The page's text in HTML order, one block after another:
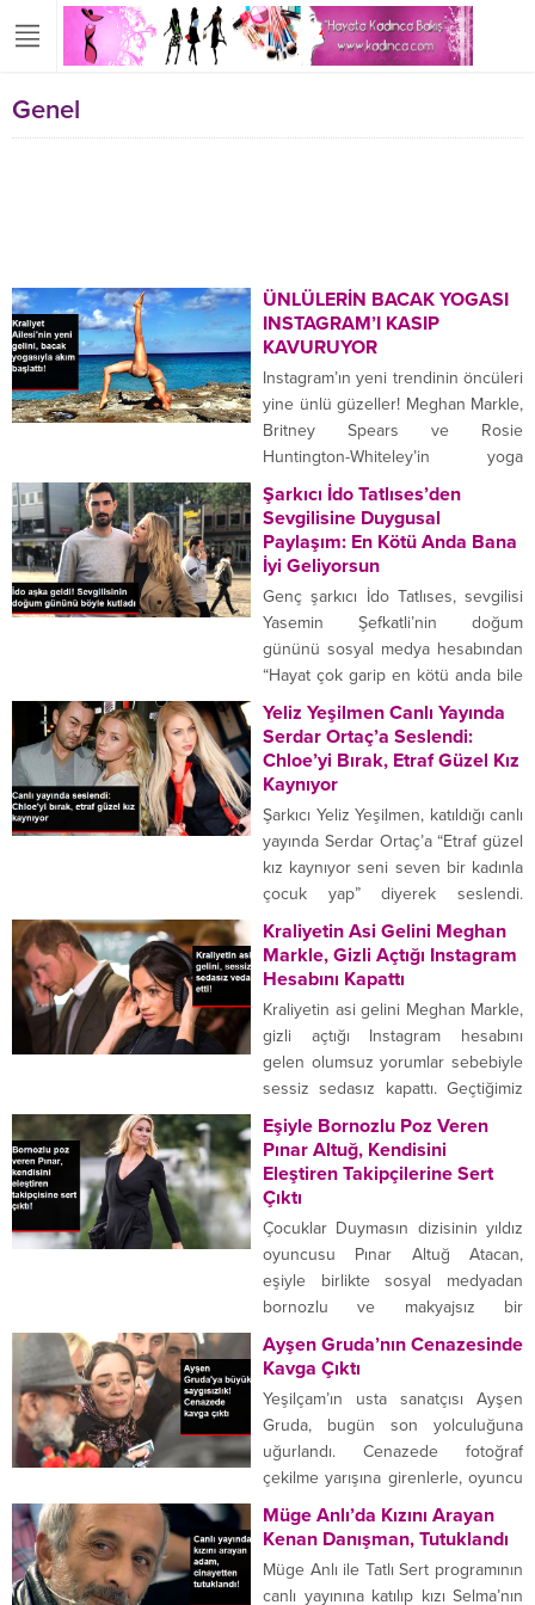
Genel
ÜNLÜLERİN BACAK YOGASI
INSTAGRAM’I KASIP
KAVURUYOR
Instagram’ın yeni trendinin öncüleri
yine ünlü güzeller! Meghan Markle,
Britney Spears ve Rosie
Huntington-Whiteley’in yoga
pozları Instagram’ın yeni trendi
oldu. Gelin o unutulmaz
paylaşımlara birlikte bakalım..
1Meghan Markle İngiliz Kraliyet
Ailesi’nin gündemden düşmeyen
gelini Meghan Markle, evlenmeden
önce verdiği yoga pozlarıyla
gündeme gelmiş çok
önce yogaya olan tutkusunu...
Şarkıcı İdo Tatlıses’den
Sevgilisine Duygusal
Paylaşım: En Kötü Anda Bana
İyi Geliyorsun
Genç şarkıcı İdo Tatlıses, sevgilisi
Yasemin Şefkatli’nin doğum
gününü sosyal medya hesabından
“Hayat çok garip en kötü anda bile
bana iyi geliyorsun” sözleriyle
kutladı. Usta sanatçı İbrahim
Tatlıses’in oğlu İdo Tatlıses, bir
süre önce ayrılıp barıştığı sevgilisi
Yasemin Şefkatli’nin yeni yaşının
sosyal medya hesabından yaptığı
duygusal paylaşımla kutladı. “EN
KÖTÜ...
Yeliz Yeşilmen Canlı Yayında
Serdar Ortaç’a Seslendi:
Chloe’yi Bırak, Etraf Güzel Kız
Kaynıyor
Şarkıcı Yeliz Yeşilmen, katıldığı canlı
yayında Serdar Ortaç’a “Etraf güzel
kız kaynıyor seni seven bir kadınla
çocuk yap” diyerek seslendi.
Evlendikten sonra Adana’ya
yerleşen şarkıcı Yeliz Yeşilmen,
Kanal D ekranlarında yayınlanan
‘Müge ve Gülşen’le 2. Sayfa’
programına konuk oldu. Yeşilmen,
Serdar Ortaç’ın eşi Chloe
Loughnan’a sitem ederek Serdar
Kraliyetin Asi Gelini Meghan
Markle, Gizli Açtığı Instagram
Hesabını Kapattı
Kraliyetin asi gelini Meghan Markle,
gizli açtığı Instagram hesabını
gelen olumsuz yorumlar sebebiyle
sessiz sedasız kapattı. Geçtiğimiz
yıl Prens Harry ile evlenen eski
oyuncu Meghan Markle,
nişanlanmadan önce Instagram
hesabını kapatmıştı. The Sun’ın
haberine göre; evlendikten sonra
hesaplarını kapatan Markle’ın,
gizlice yeniden hesabını açtığı
ortaya çıktı. Ancak Prens Harry’nin
Eşiyle Bornozlu Poz Veren
Pınar Altuğ, Kendisini
Eleştiren Takipçilerine Sert
Çıktı
Çocuklar Duymasın dizisinin yıldız
oyuncusu Pınar Altuğ Atacan,
eşiyle birlikte sosyal medyadan
bornozlu ve makyajsız bir
fotoğrafını yayınladı. Altuğ, gelen
olumsuz yorumlara sert tepki verdi.
trend olan bornuzlu poz verme
modasına Pınar Altuğ ve eşi
Yağmur Atacan da katıldı. Altuğ
hem makyajsız hem de bornozlu
haliyle...
Ayşen Gruda’nın Cenazesinde
Kavga Çıktı
Yeşilçam’ın usta sanatçısı Ayşen
Gruda, bugün son yolculuğuna
uğurlandı. Cenazede fotoğraf
çekilme yarışına girenlerle, oyuncu
Işıl Yücesoy arasında kavga çıktı.
Usta oyuncunun cenazesi
Torunu Emre Gruda tabutun
Müge Anlı’da Kızını Arayan
Kenan Danışman, Tutuklandı
Müge Anlı ile Tatlı Sert programının
canlı yayınına katılıp kızı Selma’nın